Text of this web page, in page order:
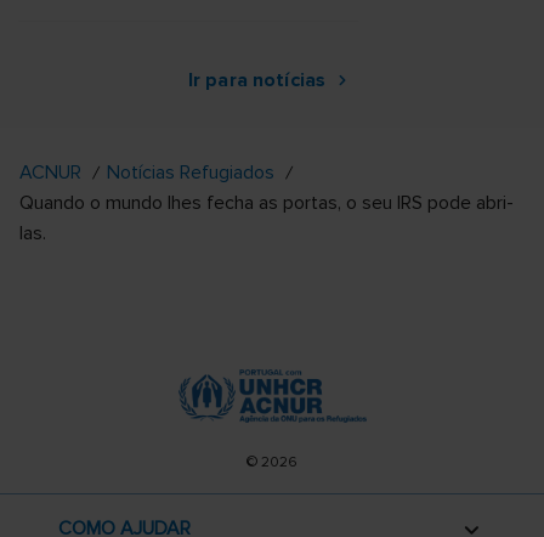
Ir para notícias
ACNUR
Notícias Refugiados
Quando o mundo lhes fecha as portas, o seu IRS pode abri-
las.
© 2026
COMO AJUDAR